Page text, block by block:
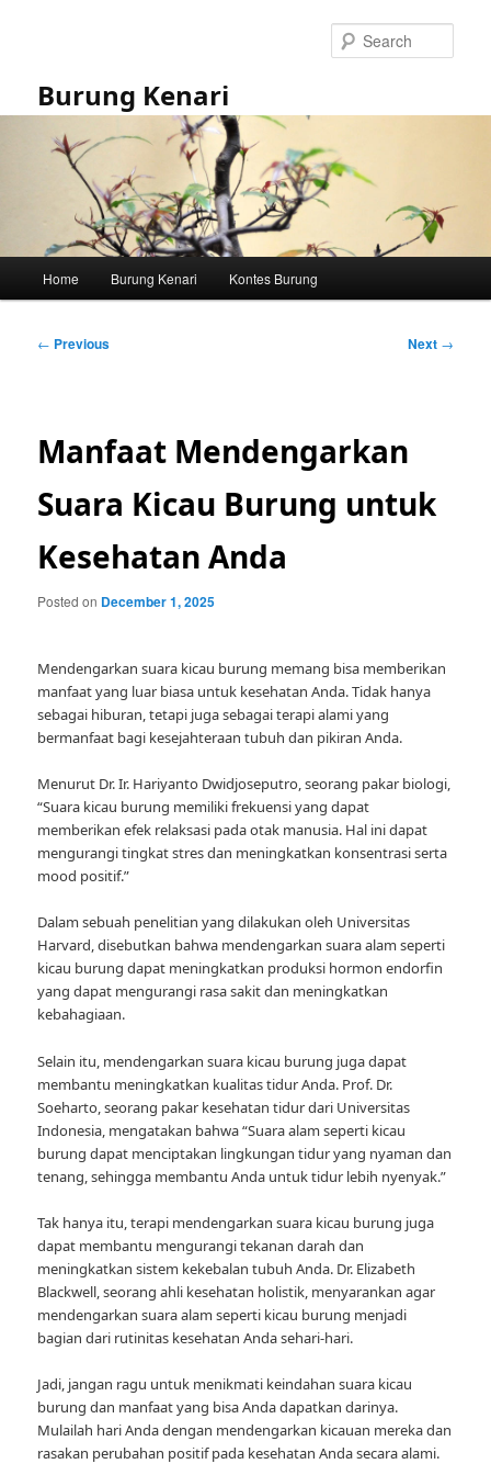
Burung Kenari
Home Burung Kenari Kontes Burung
Post
← Previous Next →
Manfaat Mendengarkan
Suara Kicau Burung untuk
Kesehatan Anda
Posted on December 1, 2025
Mendengarkan suara kicau burung memang bisa memberikan
manfaat yang luar biasa untuk kesehatan Anda. Tidak hanya
sebagai hiburan, tetapi juga sebagai terapi alami yang
bermanfaat bagi kesejahteraan tubuh dan pikiran Anda.
Menurut Dr. Ir. Hariyanto Dwidjoseputro, seorang pakar biologi,
“Suara kicau burung memiliki frekuensi yang dapat
memberikan efek relaksasi pada otak manusia. Hal ini dapat
mengurangi tingkat stres dan meningkatkan konsentrasi serta
mood positif.”
Dalam sebuah penelitian yang dilakukan oleh Universitas
Harvard, disebutkan bahwa mendengarkan suara alam seperti
kicau burung dapat meningkatkan produksi hormon endorfin
yang dapat mengurangi rasa sakit dan meningkatkan
kebahagiaan.
Selain itu, mendengarkan suara kicau burung juga dapat
membantu meningkatkan kualitas tidur Anda. Prof. Dr.
Soeharto, seorang pakar kesehatan tidur dari Universitas
Indonesia, mengatakan bahwa “Suara alam seperti kicau
burung dapat menciptakan lingkungan tidur yang nyaman dan
tenang, sehingga membantu Anda untuk tidur lebih nyenyak.”
Tak hanya itu, terapi mendengarkan suara kicau burung juga
dapat membantu mengurangi tekanan darah dan
meningkatkan sistem kekebalan tubuh Anda. Dr. Elizabeth
Blackwell, seorang ahli kesehatan holistik, menyarankan agar
mendengarkan suara alam seperti kicau burung menjadi
bagian dari rutinitas kesehatan Anda sehari-hari.
Jadi, jangan ragu untuk menikmati keindahan suara kicau
burung dan manfaat yang bisa Anda dapatkan darinya.
Mulailah hari Anda dengan mendengarkan kicauan mereka dan
rasakan perubahan positif pada kesehatan Anda secara alami.